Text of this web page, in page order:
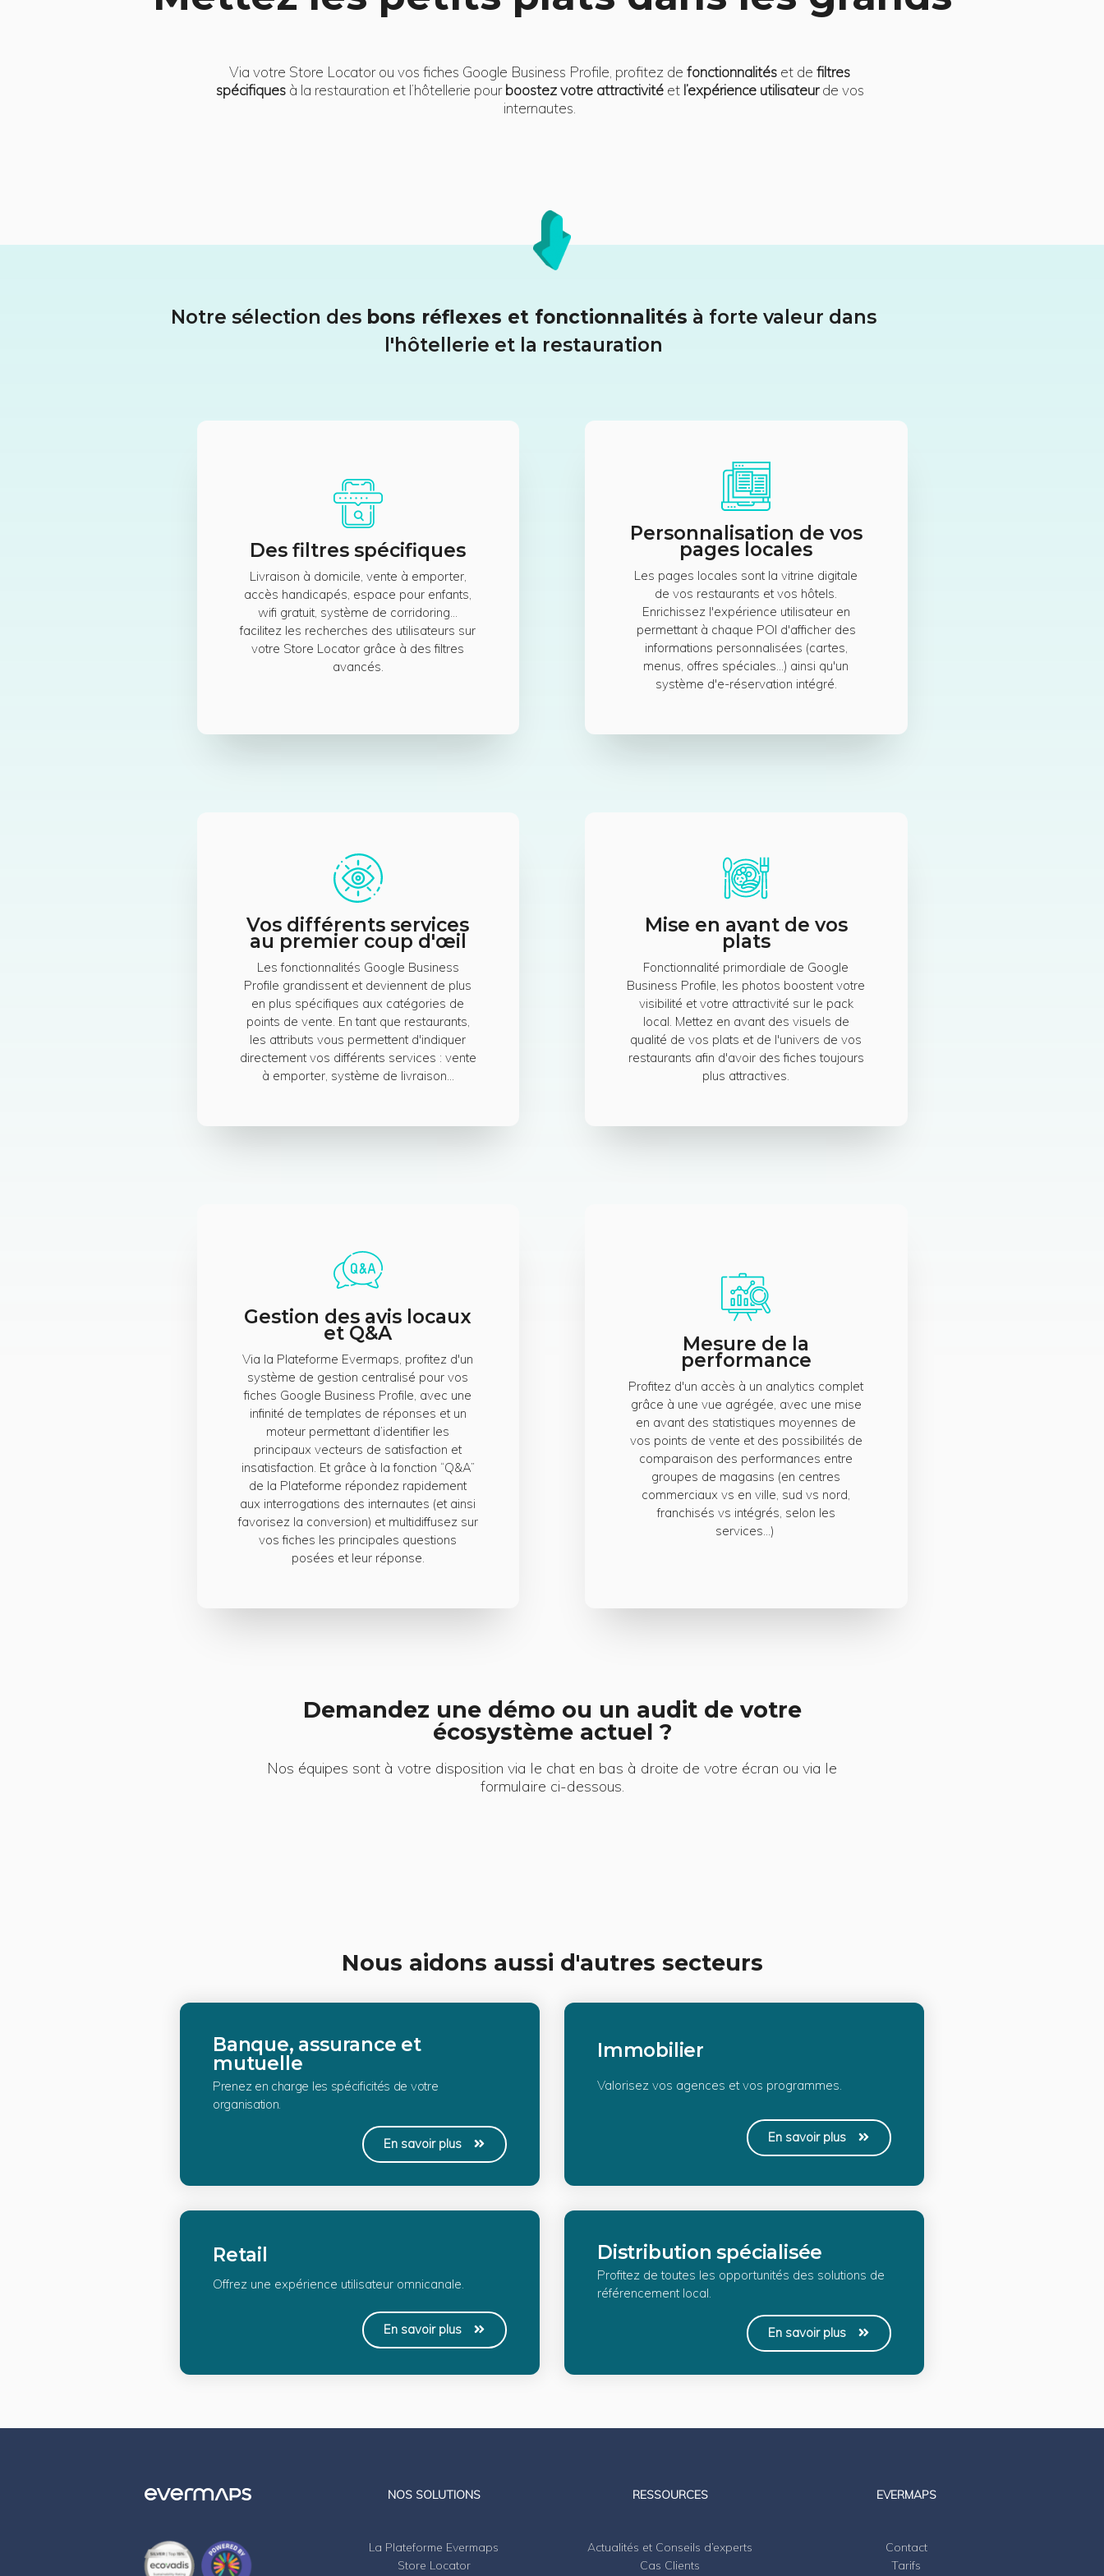
Via votre Store Locator ou vos fiches Google Business Profile, profitez de fonctionnalités et de filtres
spécifiquesà la restauration et l’hôtellerie pourboostez votre attractivitéet l’expérience utilisateurde vos
internautes.
Notre sélection des bons réflexes et fonctionnalités à forte valeur dans
l'hôtellerie et la restauration
Des filtres spécifiques
Livraison à domicile, vente à emporter,
accès handicapés, espace pour enfants,
wifi gratuit, système de corridoring…
facilitez les recherches des utilisateurs sur
votre Store Locator grâce à des filtres
avancés.
Personnalisation de vos
pages locales
Les pages locales sont la vitrine digitale
de vos restaurants et vos hôtels.
Enrichissez l'expérience utilisateur en
permettant à chaque POI d'afficher des
informations personnalisées (cartes,
menus, offres spéciales…) ainsi qu'un
système d'e-réservation intégré.
Vos différents services
au premier coup d'œil
Les fonctionnalités Google Business
Profile grandissent et deviennent de plus
en plus spécifiques aux catégories de
points de vente. En tant que restaurants,
les attributs vous permettent d'indiquer
directement vos différents services : vente
à emporter, système de livraison…
Mise en avant de vos
plats
Fonctionnalité primordiale de Google
Business Profile, les photos boostent votre
visibilité et votre attractivité sur le pack
local. Mettez en avant des visuels de
qualité de vos plats et de l'univers de vos
restaurants afin d'avoir des fiches toujours
plus attractives.
Gestion des avis locaux
et Q&A
Via la Plateforme Evermaps, profitez d'un
système de gestion centralisé pour vos
fiches Google Business Profile, avec une
infinité de templates de réponses et un
moteur permettant d’identifier les
principaux vecteurs de satisfaction et
insatisfaction. Et grâce à la fonction “Q&A”
de la Plateforme répondez rapidement
aux interrogations des internautes (et ainsi
favorisez la conversion) et multidiffusez sur
vos fiches les principales questions
posées et leur réponse.
Mesure de la
performance
Profitez d'un accès à un analytics complet
grâce à une vue agrégée, avec une mise
en avant des statistiques moyennes de
vos points de vente et des possibilités de
comparaison des performances entre
groupes de magasins (en centres
commerciaux vs en ville, sud vs nord,
franchisés vs intégrés, selon les
services...)
Demandez une démo ou un audit de votre
écosystème actuel ?
Nos équipes sont à votre disposition via le chat en bas à droite de votre écran ou via le
formulaire ci-dessous.
Nous aidons aussi d'autres secteurs
Banque, assurance et
mutuelle
Prenez en charge les spécificités de votre
organisation.
En savoir plus
Immobilier
Valorisez vos agences et vos programmes.
En savoir plus
Retail
Offrez une expérience utilisateur omnicanale.
En savoir plus
Distribution spécialisée
Profitez de toutes les opportunités des solutions de
référencement local.
En savoir plus
NOS SOLUTIONS
La Plateforme Evermaps
Store Locator
RESSOURCES
Actualités et Conseils d’experts
Cas Clients
EVERMAPS
Contact
Tarifs